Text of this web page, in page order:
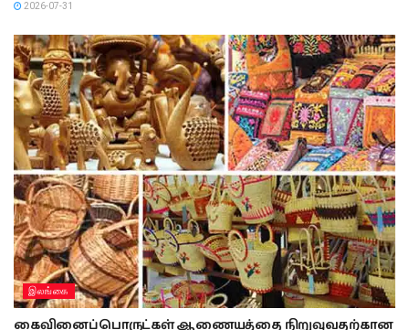
2026-07-31
இலங்கை
கைவினைப்பொருட்கள் ஆணையத்தை நிறுவுவதற்கான